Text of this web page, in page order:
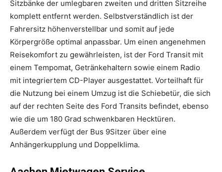
Sitzbänke der umlegbaren zweiten und dritten Sitzreihe
komplett entfernt werden. Selbstverständlich ist der
Fahrersitz höhenverstellbar und somit auf jede
Körpergröße optimal anpassbar. Um einen angenehmen
Reisekomfort zu gewährleisten, ist der Ford Transit mit
einem Tempomat, Getränkehaltern sowie einem Radio
mit integriertem CD-Player ausgestattet. Vorteilhaft für
die Nutzung bei einem Umzug ist die Schiebetür, die sich
auf der rechten Seite des Ford Transits befindet, ebenso
wie die um 180 Grad schwenkbaren Hecktüren.
Außerdem verfügt der Bus 9Sitzer über eine
Anhängerkupplung und Doppelklima.